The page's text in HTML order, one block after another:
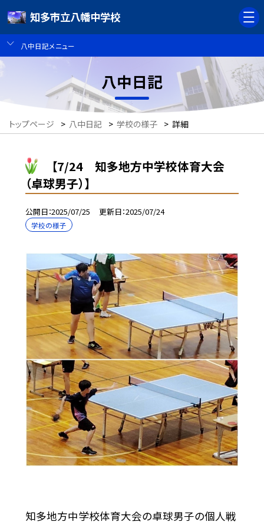
知多市立八幡中学校
八中日記メニュー
八中日記
トップページ > 八中日記 > 学校の様子 > 詳細
【7/24 知多地方中学校体育大会
（卓球男子）】
公開日 2025/07/25 更新日 2025/07/24
学校の様子
知多地方中学校体育大会の卓球男子の個人戦